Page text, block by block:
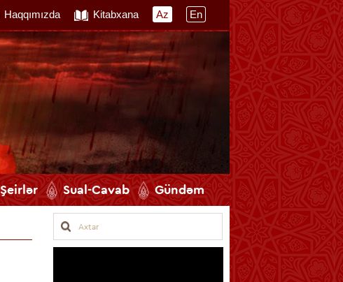
Haqqımızda Kitabxana Az En
Şeirlər Sual-Cavab Gündəm